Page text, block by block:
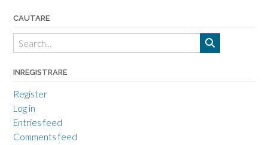
CAUTARE
INREGISTRARE
Register
Log in
Entries feed
Comments feed